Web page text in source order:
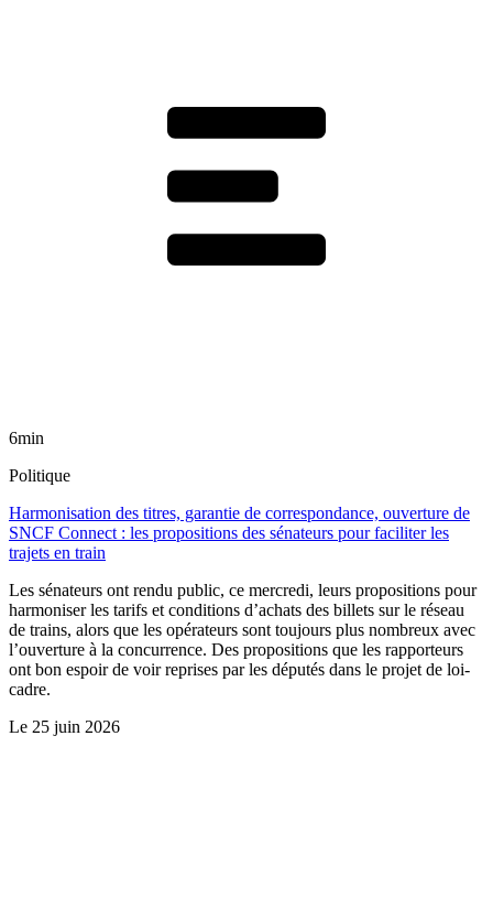
6min
Politique
Harmonisation des titres, garantie de correspondance, ouverture de
SNCF Connect : les propositions des sénateurs pour faciliter les
trajets en train
Les sénateurs ont rendu public, ce mercredi, leurs propositions pour
harmoniser les tarifs et conditions d’achats des billets sur le réseau
de trains, alors que les opérateurs sont toujours plus nombreux avec
l’ouverture à la concurrence. Des propositions que les rapporteurs
ont bon espoir de voir reprises par les députés dans le projet de loi-
cadre.
Le 25 juin 2026